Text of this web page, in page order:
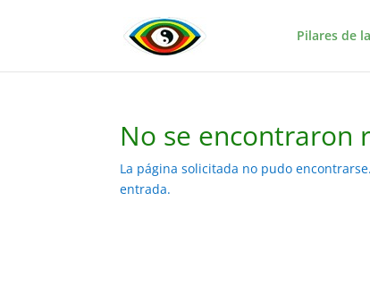
Pilares de
No se encontraron
La página solicitada no pudo
entrada.